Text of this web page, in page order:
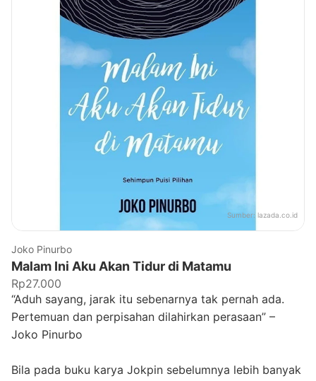
Sumber: lazada.co.id
Joko Pinurbo
Malam Ini Aku Akan Tidur di Matamu
Rp27.000
“Aduh sayang, jarak itu sebenarnya tak pernah ada.
Pertemuan dan perpisahan dilahirkan perasaan” –
Joko Pinurbo
Bila pada buku karya Jokpin sebelumnya lebih banyak